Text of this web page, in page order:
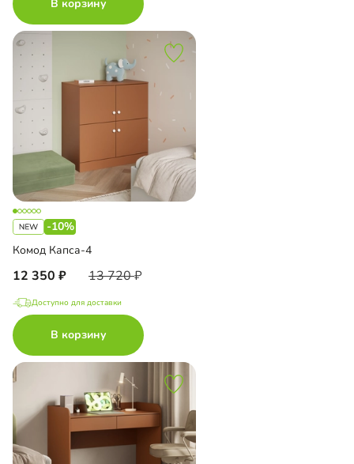
В корзину
-10%
Комод Капса-4
12 350 13 720
Доступно для доставки
В корзину